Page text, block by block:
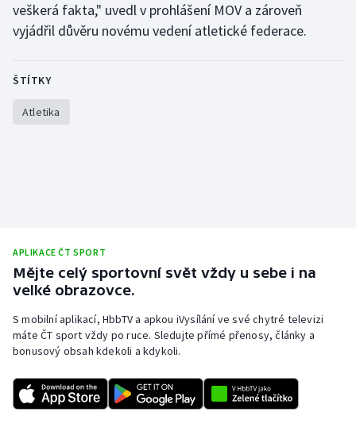
Vodní slalom
veškerá fakta," uvedl v prohlášení MOV a zároveň
vyjádřil důvěru novému vedení atletické federace.
ŠTÍTKY
Atletika
APLIKACE ČT SPORT
Mějte celý sportovní svět vždy u sebe i na
velké obrazovce.
S mobilní aplikací, HbbTV a apkou iVysílání ve své chytré televizi
máte ČT sport vždy po ruce. Sledujte přímé přenosy, články a
bonusový obsah kdekoli a kdykoli.